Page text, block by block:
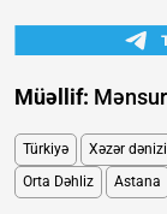
Müəllif:
Türkiyə Xəzər dənizi
Orta Dəhliz
Astana